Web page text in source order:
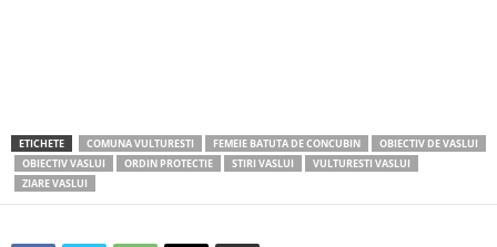
ETICHETE COMUNA VULTURESTI FEMEIE BATUTA DE CONCUBIN
OBIECTIV DE VASLUI
OBIECTIV VASLUI
ORDIN PROTECTIE STIRI VASLUI
VULTURESTI VASLUI
ZIARE VASLUI